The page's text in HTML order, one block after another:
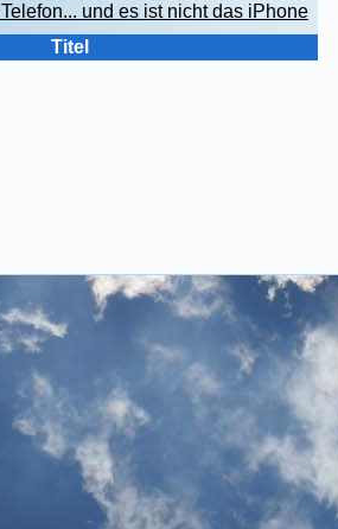
Titel
und es ist nicht das iPhone